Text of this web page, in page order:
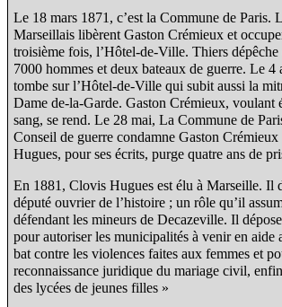
Le 18 mars 1871, c’est la Commune de Paris.
Marseillais libèrent Gaston Crémieux et
troisième fois, l’Hôtel-de-Ville. Thiers dépêche
7000 hommes et deux bateaux de guerre. Le 4
tombe sur l’Hôtel-de-Ville qui subit aussi la
Dame de-la-Garde. Gaston Crémieux, voulant
sang, se rend. Le 28 mai, La Commune de
Conseil de guerre condamne Gaston
Hugues, pour ses écrits, purge quatre ans de
En 1881, Clovis Hugues est élu à Marseille. Il
député ouvrier de l’histoire ; un rôle qu’il
défendant les mineurs de Decazeville. Il
pour autoriser les municipalités à venir en aide
bat contre les violences faites aux femmes et
reconnaissance juridique du mariage civil,
des lycées de jeunes filles »